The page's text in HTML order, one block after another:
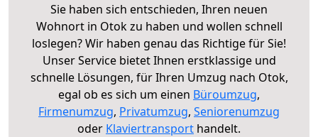
Sie haben sich entschieden, Ihren neuen
Wohnort in Otok zu haben und wollen schnell
loslegen? Wir haben genau das Richtige für Sie!
Unser Service bietet Ihnen erstklassige und
schnelle Lösungen, für Ihren Umzug nach Otok,
egal ob es sich um einen Büroumzug,
Firmenumzug, Privatumzug, Seniorenumzug
oder Klaviertransport handelt.